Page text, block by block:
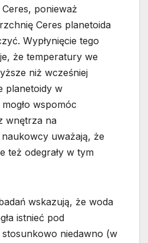
ponieważ
Ceres planetoida
Wypłynięcie tego
że temperatury we
niż wcześniej
planetoidy w
wspomóc
wnętrza na
uważają, że
też odegrały w tym
wskazują, że woda
istnieć pod
niedawno (w